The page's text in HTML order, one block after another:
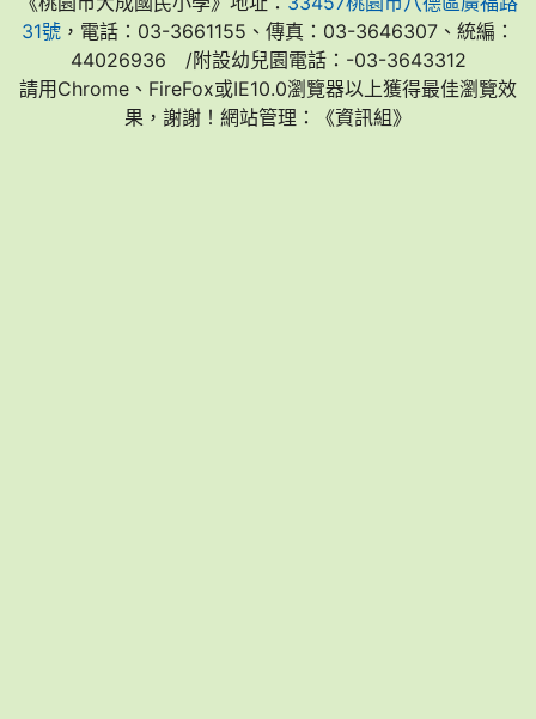
31號 ，電話：03-3661155、傳真：03-3646307、統編：
44026936 /附設幼兒園電話：-03-3643312
請用Chrome、FireFox或IE10.0瀏覽器以上獲得最佳瀏覽效
果，謝謝！網站管理：《資訊組》